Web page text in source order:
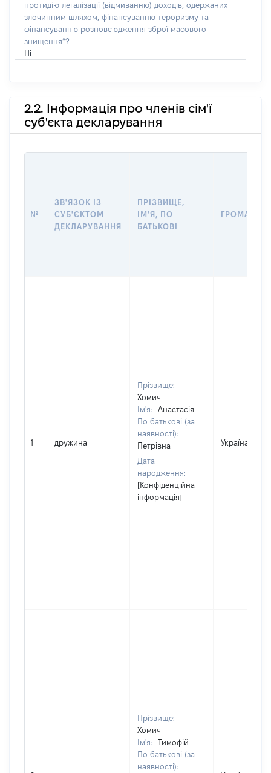
протидію легалізації (відмиванню) доходів, одержаних
злочинним шляхом, фінансуванню тероризму та
фінансуванню розповсюдження зброї масового
знищення”?
Ні
2.2. Інформація про членів сім'ї
суб'єкта декларування
№
ЗВ'ЯЗОК ІЗ
СУБ'ЄКТОМ
ДЕКЛАРУВАННЯ
ПРІЗВИЩЕ,
ІМ'Я, ПО
БАТЬКОВІ
1 дружина
Прізвище:
Хомич
Ім'я:
Анастасія
По батькові (за
наявності):
Петрівна
Дата
народження:
[Конфіденційна
інформація]
Україна
Прізвище:
Хомич
Ім'я:
Тимофій
По батькові (за
наявності):